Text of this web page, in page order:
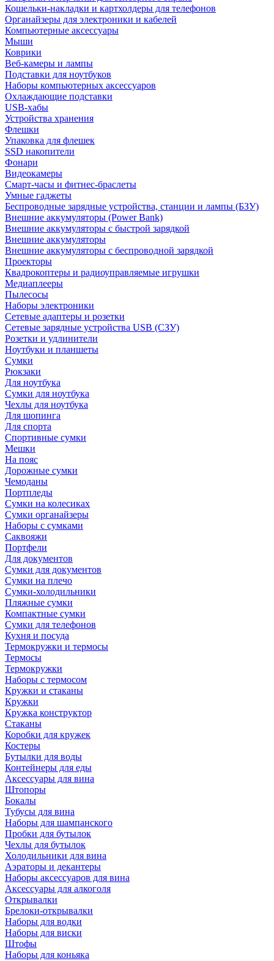
Кошельки-накладки и картхолдеры для телефонов
Органайзеры для электроники и кабелей
Компьютерные аксессуары
Мыши
Коврики
Веб-камеры и лампы
Подставки для ноутбуков
Наборы компьютерных аксессуаров
Охлаждающие подставки
USB-хабы
Устройства хранения
Флешки
Упаковка для флешек
SSD накопители
Фонари
Видеокамеры
Смарт-часы и фитнес-браслеты
Умные гаджеты
Беспроводные зарядные устройства, станции и лампы (БЗУ)
Внешние аккумуляторы (Power Bank)
Внешние аккумуляторы с быстрой зарядкой
Внешние аккумуляторы
Внешние аккумуляторы с беспроводной зарядкой
Проекторы
Квадрокоптеры и радиоуправляемые игрушки
Медиаплееры
Пылесосы
Наборы электроники
Сетевые адаптеры и розетки
Сетевые зарядные устройства USB (СЗУ)
Розетки и удлинители
Ноутбуки и планшеты
Сумки
Рюкзаки
Для ноутбука
Сумки для ноутбука
Чехлы для ноутбука
Для шопинга
Для спорта
Спортивные сумки
Мешки
На пояс
Дорожные сумки
Чемоданы
Портпледы
Сумки на колесиках
Сумки органайзеры
Наборы с сумками
Саквояжи
Портфели
Для документов
Сумки для документов
Сумки на плечо
Сумки-холодильники
Пляжные сумки
Компактные сумки
Сумки для телефонов
Кухня и посуда
Термокружки и термосы
Термосы
Термокружки
Наборы с термосом
Кружки и стаканы
Кружки
Кружка конструктор
Стаканы
Коробки для кружек
Костеры
Бутылки для воды
Контейнеры для еды
Аксессуары для вина
Штопоры
Бокалы
Тубусы для вина
Наборы для шампанского
Пробки для бутылок
Чехлы для бутылок
Холодильники для вина
Аэраторы и декантеры
Наборы аксессуаров для вина
Аксессуары для алкоголя
Открывалки
Брелоки-открывалки
Наборы для водки
Наборы для виски
Штофы
Наборы для коньяка